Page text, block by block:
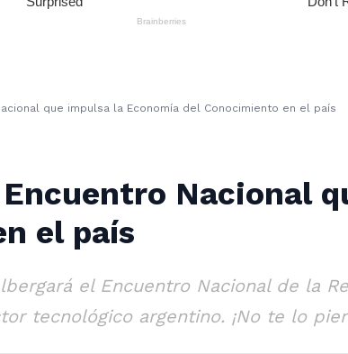
que impulsa la Economía del Conocimiento en el país
Nacional
el país
el Encuentro Nacional de la
tecnológico argentino. ¡No te lo